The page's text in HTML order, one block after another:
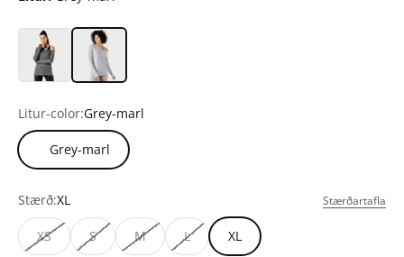
Litur-color:Grey-marl
Grey-marl
Stærð:XL Stærðartafla
XS S M L XL